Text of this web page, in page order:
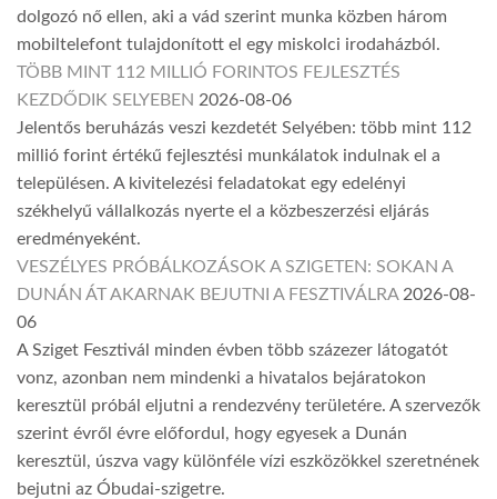
dolgozó nő ellen, aki a vád szerint munka közben három
mobiltelefont tulajdonított el egy miskolci irodaházból.
TÖBB MINT 112 MILLIÓ FORINTOS FEJLESZTÉS
KEZDŐDIK SELYEBEN 2026-08-06
Jelentős beruházás veszi kezdetét Selyében: több mint 112
millió forint értékű fejlesztési munkálatok indulnak el a
településen. A kivitelezési feladatokat egy edelényi
székhelyű vállalkozás nyerte el a közbeszerzési eljárás
eredményeként.
VESZÉLYES PRÓBÁLKOZÁSOK A SZIGETEN: SOKAN A
DUNÁN ÁT AKARNAK BEJUTNI A FESZTIVÁLRA 2026-08-
06
A Sziget Fesztivál minden évben több százezer látogatót
vonz, azonban nem mindenki a hivatalos bejáratokon
keresztül próbál eljutni a rendezvény területére. A szervezők
szerint évről évre előfordul, hogy egyesek a Dunán
keresztül, úszva vagy különféle vízi eszközökkel szeretnének
bejutni az Óbudai-szigetre.